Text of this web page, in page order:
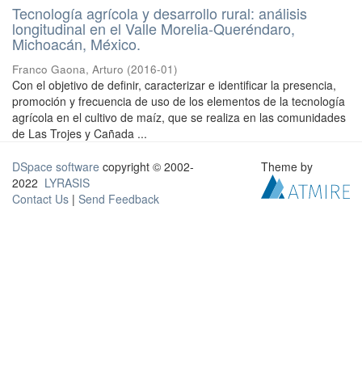
Tecnología agrícola y desarrollo rural: análisis
longitudinal en el Valle Morelia-Queréndaro,
Michoacán, México.
Franco Gaona, Arturo (2016-01)
Con el objetivo de definir, caracterizar e identificar la presencia,
promoción y frecuencia de uso de los elementos de la tecnología
agrícola en el cultivo de maíz, que se realiza en las comunidades
de Las Trojes y Cañada ...
DSpace software copyright © 2002-
2022 LYRASIS
Contact Us | Send Feedback
Theme by